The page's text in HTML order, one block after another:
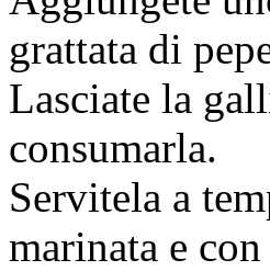
grattata di
Lasciate la
consumarla.
Servitela a
marinata e